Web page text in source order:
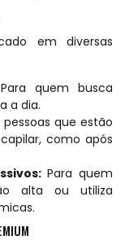
em diversas
quem busca
a dia.
pessoas que estão
como após
Para quem
alta ou utiliza